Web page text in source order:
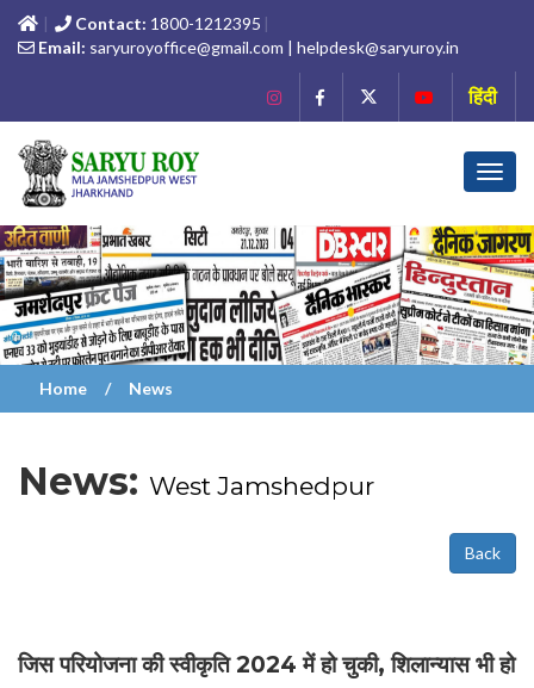
Contact: 1800-1212395
Email: saryuroyoffice@gmail.com | helpdesk@saryuroy.in
हिंदी
Home News
News: West Jamshedpur
Back
जिस परियोजना की स्वीकृति 2024 में हो चुकी, शिलान्यास भी हो